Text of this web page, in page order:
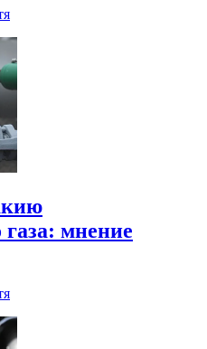
газа: мнение